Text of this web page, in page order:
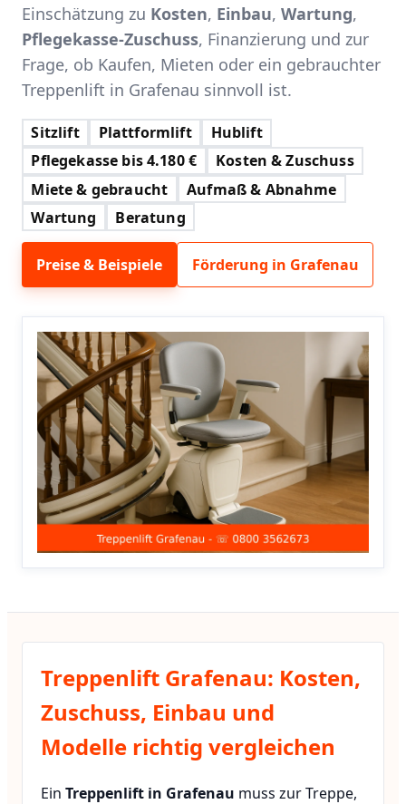
Einschätzung zu Kosten, Einbau, Wartung,
Pflegekasse-Zuschuss, Finanzierung und zur
Frage, ob Kaufen, Mieten oder ein gebrauchter
Treppenlift in Grafenau sinnvoll ist.
Sitzlift Plattformlift
Hublift
Pflegekasse bis 4.180 €
Kosten & Zuschuss
Miete & gebraucht
Aufmaß & Abnahme
Wartung
Beratung
Preise & Beispiele Förderung in Grafenau
Treppenlift Grafenau: Kosten,
Zuschuss, Einbau und
Modelle richtig vergleichen
Ein Treppenlift in Grafenau muss zur Treppe,